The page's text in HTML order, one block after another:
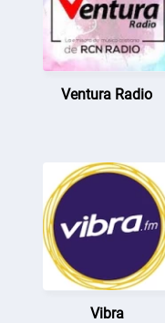
Ventura Radio
Vibra